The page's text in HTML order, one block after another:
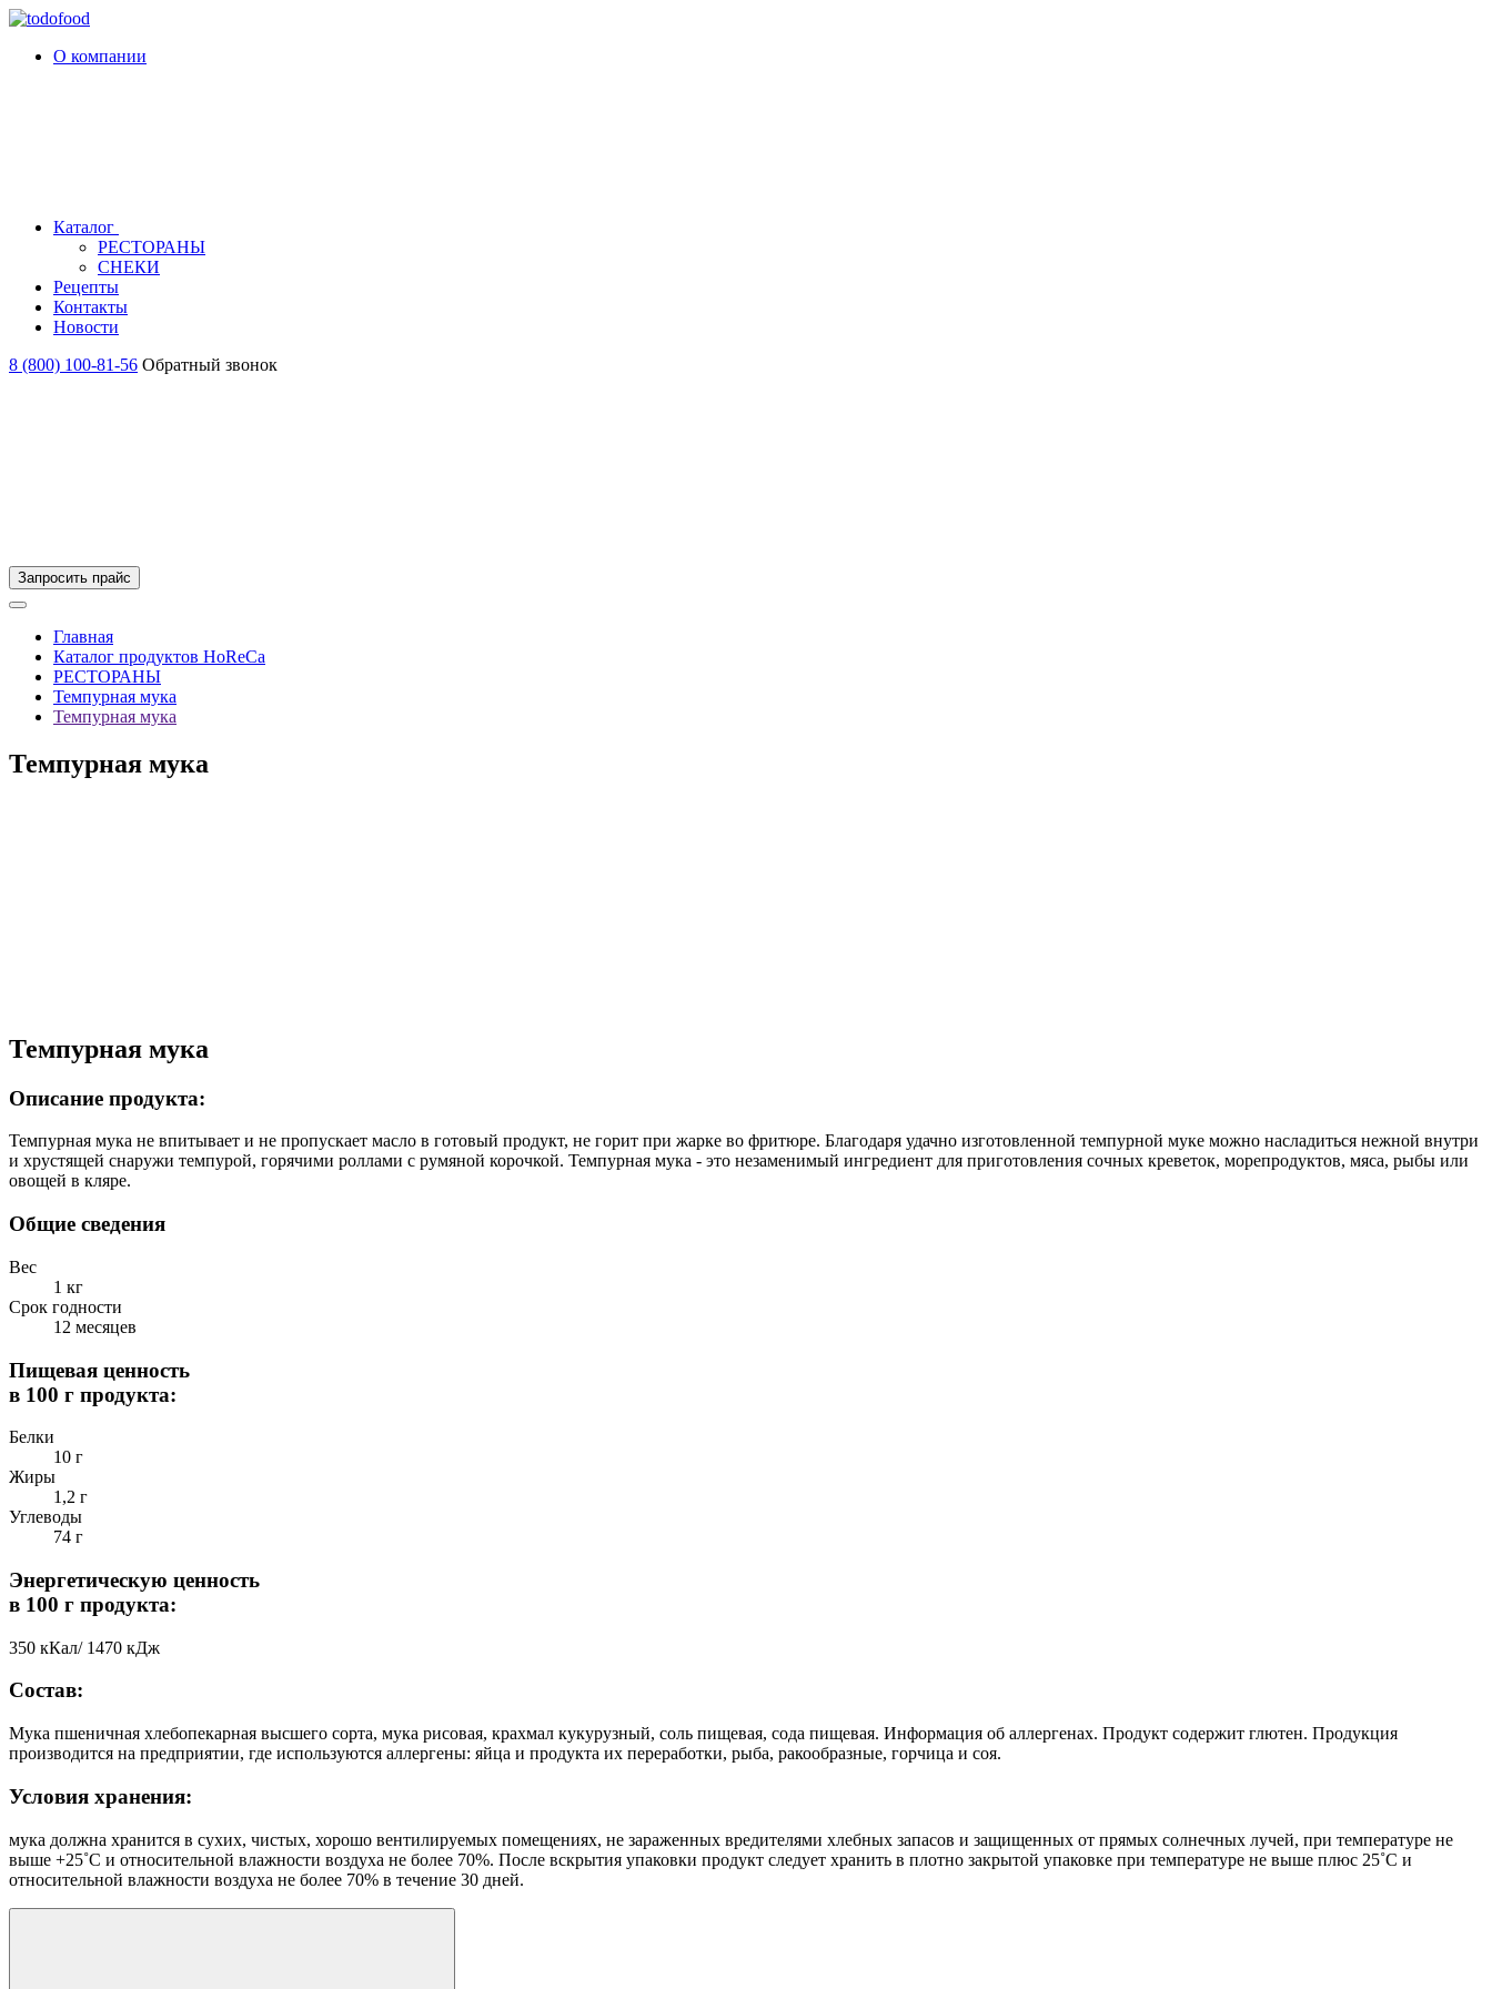
О компании
Каталог
РЕСТОРАНЫ
СНЕКИ
Рецепты
Контакты
Новости
8 (800) 100-81-56 Обратный звонок
Запросить прайс
Главная
Каталог продуктов HoReCa
РЕСТОРАНЫ
Темпурная мука
Темпурная мука
Темпурная мука
Темпурная мука
Описание продукта:
Темпурная мука не впитывает и не пропускает масло в готовый продукт, не горит при жарке во фритюре. Благодаря удачно изготовленной темпурной муке можно насладиться нежной внутри
и хрустящей снаружи темпурой, горячими роллами с румяной корочкой. Темпурная мука - это незаменимый ингредиент для приготовления сочных креветок, морепродуктов, мяса, рыбы или
овощей в кляре.
Общие сведения
Вес
1 кг
Срок годности
12 месяцев
Пищевая ценность
в 100 г продукта:
Белки
10 г
Жиры
1,2 г
Углеводы
74 г
Энергетическую ценность
в 100 г продукта:
350 кКал/ 1470 кДж
Состав:
Мука пшеничная хлебопекарная высшего сорта, мука рисовая, крахмал кукурузный, соль пищевая, сода пищевая. Информация об аллергенах. Продукт содержит глютен. Продукция
производится на предприятии, где используются аллергены: яйца и продукта их переработки, рыба, ракообразные, горчица и соя.
Условия хранения:
мука должна хранится в сухих, чистых, хорошо вентилируемых помещениях, не зараженных вредителями хлебных запасов и защищенных от прямых солнечных лучей, при температуре не
выше +25˚С и относительной влажности воздуха не более 70%. После вскрытия упаковки продукт следует хранить в плотно закрытой упаковке при температуре не выше плюс 25˚С и
относительной влажности воздуха не более 70% в течение 30 дней.